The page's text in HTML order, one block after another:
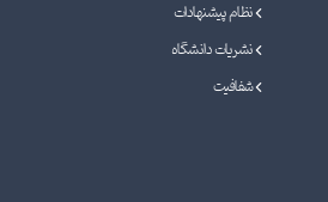
نظام پیشنهادات
نشریات دانشگاه
شفافیت